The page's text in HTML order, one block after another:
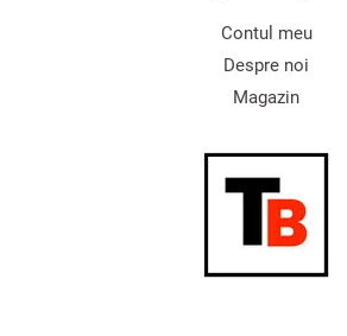
Contul meu
Despre noi
Magazin